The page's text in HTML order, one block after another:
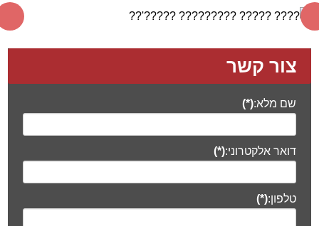
צור קשר
שם מלא:(*)
דואר אלקטרוני:(*)
טלפון:(*)